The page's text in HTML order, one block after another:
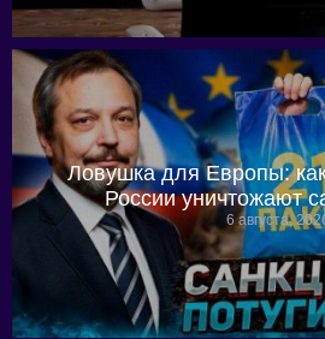
Ловушка для Европы:
России уничтожают
6 августа,